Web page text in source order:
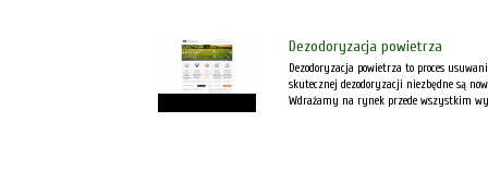
Dezodoryzacja powietrza
Dezodoryzacja powietrza to proces
skutecznej dezodoryzacji niezbędne są
Wdrażamy na rynek przede wszystkim